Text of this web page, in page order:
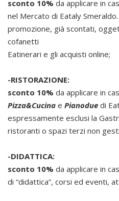
sconto 10% da applicare in
nel Mercato di Eataly
promozione, già scontati,
cofanetti
Eatinerari e gli acquisti online;
-RISTORAZIONE:
sconto 10% da applicare in
Pizza&Cucina e Pianodue di
espressamente esclusi la
ristoranti o spazi terzi non
-DIDATTICA:
sconto 10% da applicare in
di “didattica”, corsi ed eventi,